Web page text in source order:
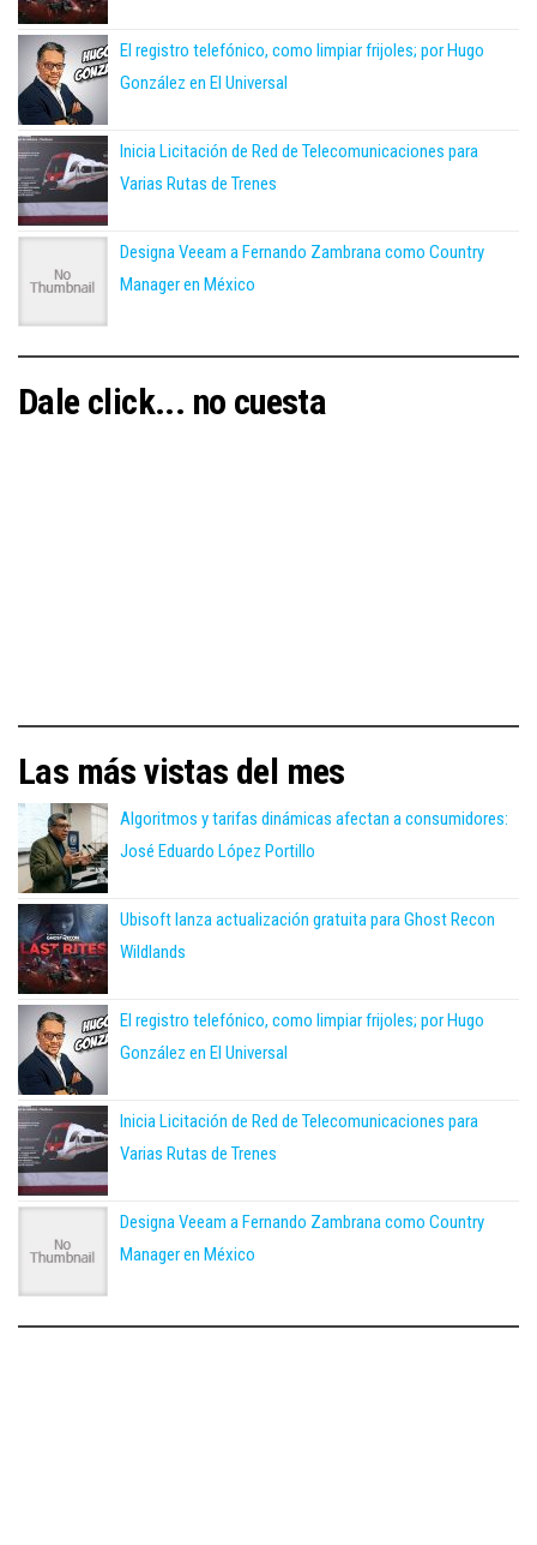
El registro telefónico, como limpiar frijoles; por Hugo
González en El Universal
Inicia Licitación de Red de Telecomunicaciones para
Varias Rutas de Trenes
Designa Veeam a Fernando Zambrana como Country
Manager en México
Dale click... no cuesta
Las más vistas del mes
Algoritmos y tarifas dinámicas afectan a consumidores:
José Eduardo López Portillo
Ubisoft lanza actualización gratuita para Ghost Recon
Wildlands
El registro telefónico, como limpiar frijoles; por Hugo
González en El Universal
Inicia Licitación de Red de Telecomunicaciones para
Varias Rutas de Trenes
Designa Veeam a Fernando Zambrana como Country
Manager en México